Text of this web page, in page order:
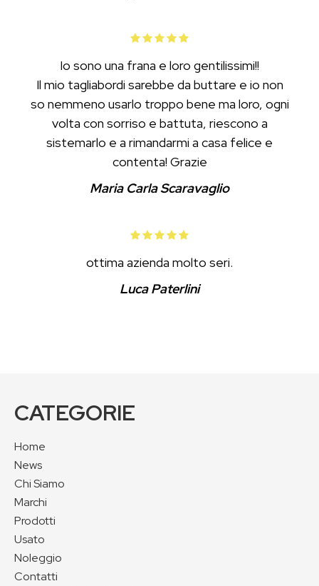
Io sono una frana e loro gentilissimi!!
Il mio tagliabordi sarebbe da buttare e io non
so nemmeno usarlo troppo bene ma loro, ogni
volta con sorriso e battuta, riescono a
sistemarlo e a rimandarmi a casa felice e
contenta! Grazie
Maria Carla Scaravaglio
ottima azienda molto seri.
Luca Paterlini
CATEGORIE
Home
News
Chi Siamo
Marchi
Prodotti
Usato
Noleggio
Contatti